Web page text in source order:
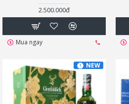
2.500.000đ
Mua ngay
NEW